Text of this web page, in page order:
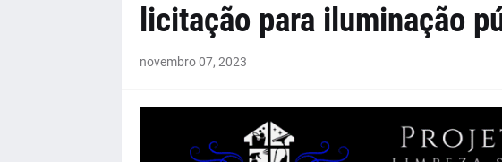
licitação para iluminação
novembro 07, 2023